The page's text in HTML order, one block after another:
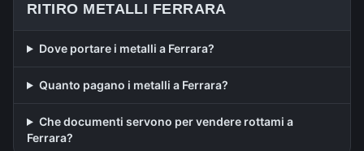
RITIRO METALLI FERRARA
Dove portare i metalli a Ferrara?
Quanto pagano i metalli a Ferrara?
Che documenti servono per vendere rottami a
Ferrara?